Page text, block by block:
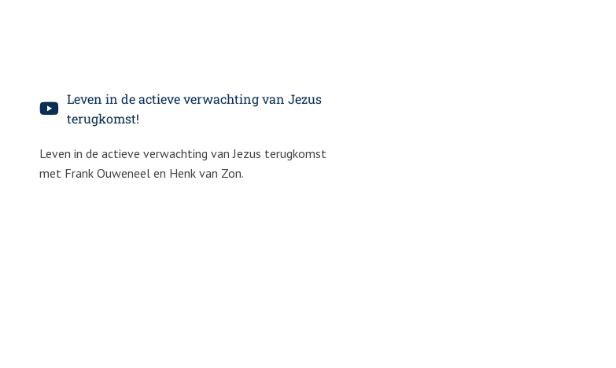
Leven in de actieve verwachting van Jezus
terugkomst!
Leven in de actieve verwachting van Jezus terugkomst
met Frank Ouweneel en Henk van Zon.